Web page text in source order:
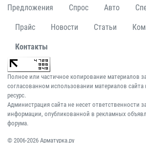
Предложения Спрос Авто
Прайс Новости Статьи
Контакты
Полное или частичное копирование материалов
согласованном использовании материалов
ресурс.
Администрация сайта не несет ответственности
информации, опубликованной в рекламных
форума.
© 2006-2026 Арматурка.ру